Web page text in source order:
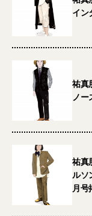
イン
祐真
ノー
祐真
ルソ
月号